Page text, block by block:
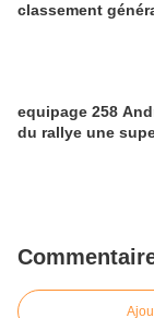
classement
equipage 258
du rallye une